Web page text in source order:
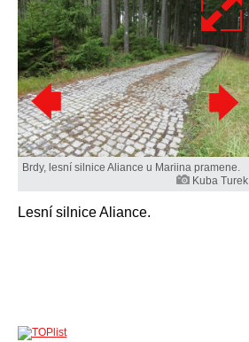
Brdy, lesní silnice Aliance u Mariina pramene.
Kuba Turek
Lesní silnice Aliance.